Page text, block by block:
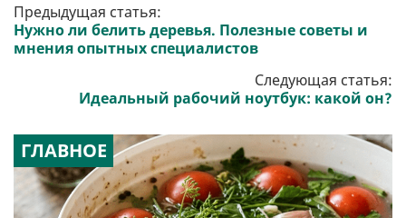
Предыдущая статья:
Нужно ли белить деревья. Полезные советы и
мнения опытных специалистов
Следующая статья:
Идеальный рабочий ноутбук: какой он?
ГЛАВНОЕ